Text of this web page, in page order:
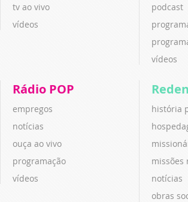
tv ao vivo
vídeos
podcast
vídeos
Rádio POP
empregos
notícias
ouça ao vivo
programação
vídeos
história
missões
notícias
obras